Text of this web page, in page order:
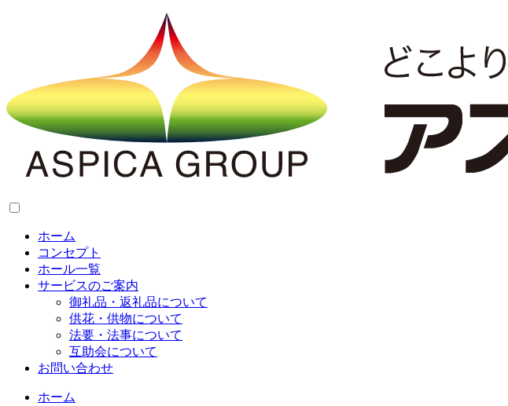
ホーム
コンセプト
ホール一覧
サービスのご案内
御礼品・返礼品について
供花・供物について
法要・法事について
互助会について
お問い合わせ
ホーム